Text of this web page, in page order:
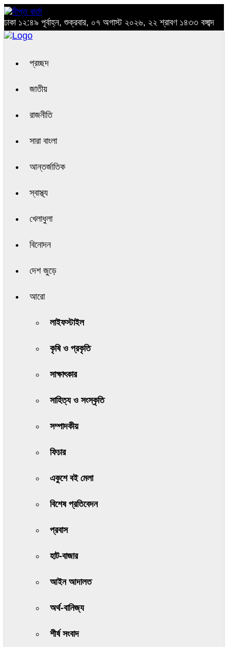
ঢাকা ১২:৪৯ পূর্বাহ্ন, শুক্রবার, ০৭ অগাস্ট ২০২৬, ২২ শ্রাবণ ১৪৩৩ বঙ্গাব্দ
প্রচ্ছদ
জাতীয়
রাজনীতি
সারা বাংলা
আন্তর্জাতিক
স্বাস্থ্য
খেলাধুলা
বিনোদন
দেশ জুড়ে
আরো
লাইফস্টাইল
কৃষি ও প্রকৃতি
সাক্ষাৎকার
সাহিত্য ও সংস্কৃতি
সম্পাদকীয়
ফিচার
একুশে বই মেলা
বিশেষ প্রতিবেদন
প্রবাস
হাট-বাজার
আইন আদালত
অর্থ-বানিজ্য
শীর্ষ সংবাদ